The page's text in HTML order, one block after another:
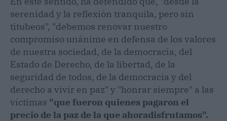
serenidad y la reflexión tranquila, pero sin
titubeos", "debemos renovar nuestro
compromiso unánime en defensa de los valores
de nuestra sociedad, de la democracia, del
Estado de Derecho, de la libertad, de la
seguridad de todos, de la democracia y del
derecho a vivir en paz" y "honrar siempre" a las
víctimas "que fueron quienes pagaron el
precio de la paz de la que ahoradisfrutamos".